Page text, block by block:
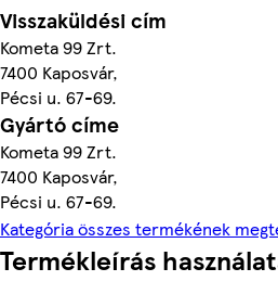
Visszaküldési cím
Kometa 99 Zrt.
7400 Kaposvár,
Pécsi u. 67-69.
Gyártó címe
Kometa 99 Zrt.
7400 Kaposvár,
Pécsi u. 67-69.
Kategória összes termékének
Termékleírás